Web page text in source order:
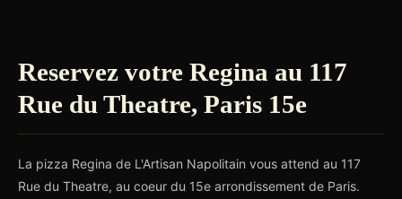
Reservez votre Regina au 117
Rue du Theatre, Paris 15e
La pizza Regina de L'Artisan Napolitain vous attend au 117
Rue du Theatre, au coeur du 15e arrondissement de Paris.